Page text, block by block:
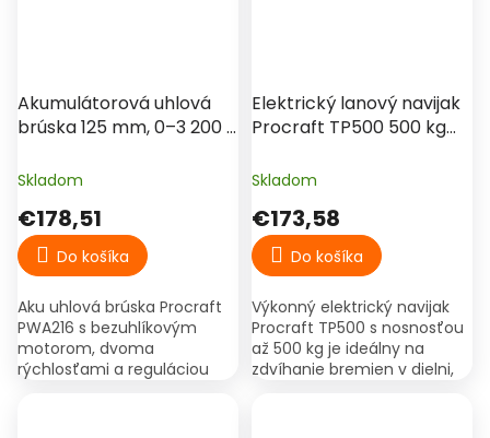
Akumulátorová uhlová
brúska 125 mm, 0–3 200 /
PWA216 (2× 20 V 4 Ah)
Skladom
€178,51
Do košíka
Aku uhlová brúska Procraft
PWA216 s bezuhlíkovým
motorom, dvoma
rýchlosťami a reguláciou
Elektrický lanový navijak
Procraft TP500 500 kg
kladkostroj
Skladom
€173,58
Do košíka
Výkonný elektrický navijak
Procraft TP500 s nosnosťou
až 500 kg je ideálny na
zdvíhanie bremien v dielni,